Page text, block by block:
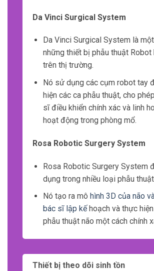
Da Vinci Surgical System
Da Vinci Surgical System là
những thiết bị phẫu thuật Robot
trên thị trường.
Nó sử dụng các cụm robot tay
hiện các ca phẫu thuật, cho
sĩ điều khiển chính xác và linh
hoạt động trong phòng mổ.
Rosa Robotic Surgery System
Rosa Robotic Surgery System
dụng trong nhiều loại phẫu
Nó tạo ra mô hình 3D của não
bác sĩ lập kếhoạch và thực
phẫu thuật não một cách chính
Thiết bị theo dõi sinh tồn